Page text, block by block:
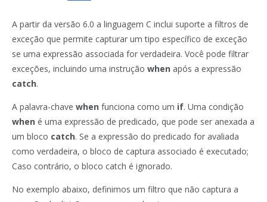
A partir da versão 6.0 a linguagem C inclui suporte a filtros de
exceção que permite capturar um tipo específico de exceção
se uma expressão associada for verdadeira. Você pode filtrar
exceções, incluindo uma instrução when após a expressão
catch.
A palavra-chave when funciona como um if. Uma condição
when é uma expressão de predicado, que pode ser anexada a
um bloco catch. Se a expressão do predicado for avaliada
como verdadeira, o bloco de captura associado é executado;
Caso contrário, o bloco catch é ignorado.
No exemplo abaixo, definimos um filtro que não captura a